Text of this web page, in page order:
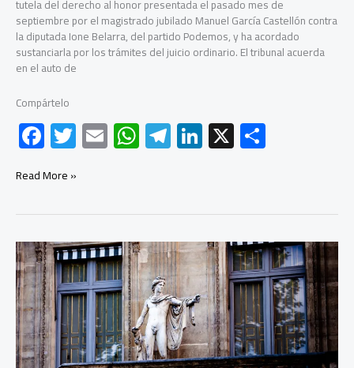
tutela del derecho al honor presentada el pasado mes de
septiembre por el magistrado jubilado Manuel García Castellón contra
la diputada Ione Belarra, del partido Podemos, y ha acordado
sustanciarla por los trámites del juicio ordinario. El tribunal acuerda
en el auto de
Compártelo
F
ac
e
b
o
ok
T
wi
er
E
m
W
h
s
A
p
p
Te
le
a
m
Li
nk
dI
n
X
p
ar
tir
El
a
trámite
la
demanda
de
protección
al
honor
Read More »